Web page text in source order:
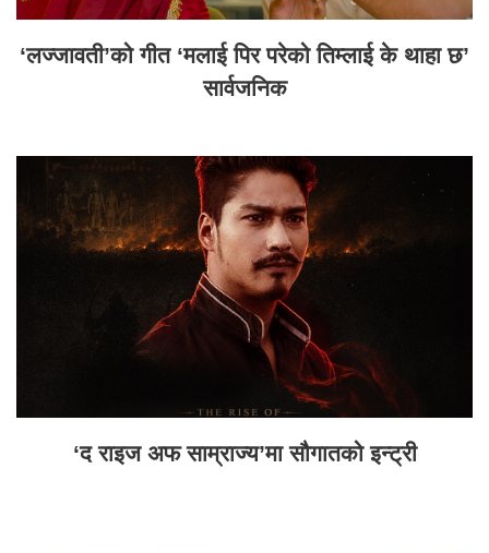
‘लज्जावती’को गीत ‘मलाई पिर परेको तिम्लाई के थाहा छ’
सार्वजनिक
‘द राइज अफ साम्राज्य’मा सौगातको इन्ट्री